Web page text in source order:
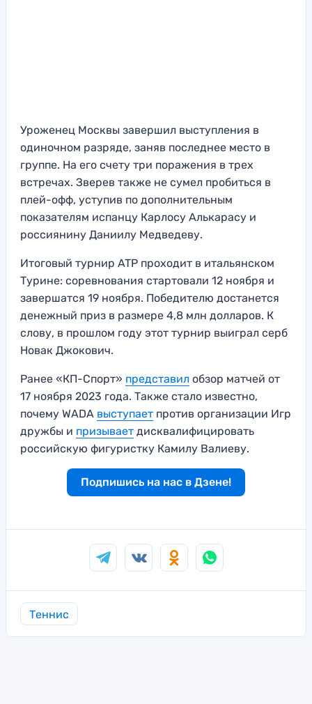
Уроженец Москвы завершил выступления в
одиночном разряде, заняв последнее место в
группе. На его счету три поражения в трех
встречах. Зверев также не сумел пробиться в
плей-офф, уступив по дополнительным
показателям испанцу Карлосу Алькарасу и
россиянину Даниилу Медведеву.
Итоговый турнир ATP проходит в итальянском
Турине: соревнования стартовали 12 ноября и
завершатся 19 ноября. Победителю достанется
денежный приз в размере 4,8 млн долларов. К
слову, в прошлом году этот турнир выиграл серб
Новак Джокович.
Ранее «КП-Спорт» представил обзор матчей от
17 ноября 2023 года. Также стало известно,
почему WADA выступает против организации Игр
дружбы и призывает дисквалифицировать
российскую фигуристку Камилу Валиеву.
Подпишись на нас в Дзене!
Теннис